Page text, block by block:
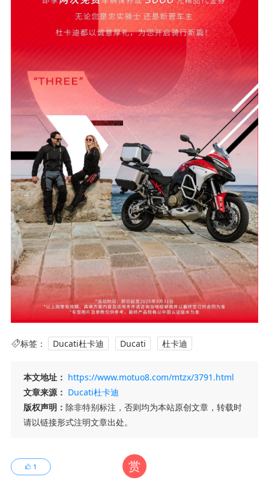
标签： Ducati杜卡迪 Ducati 杜卡迪
本文地址： https://www.motuo8.com/mtzx/3791.html
文章来源： Ducati杜卡迪
版权声明： 除非特别标注，否则均为本站原创文章，转载时
请以链接形式注明文章出处。
赏
1